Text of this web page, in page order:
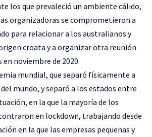
los que prevaleció un ambiente cálido,
organizadoras se comprometieron a
para relacionar a los australianos y
croata y a organizar otra reunión
noviembre de 2020.
mundial, que separó físicamente a
mundo, y separó a los estados entre
en la que la mayoría de los
en lockdown, trabajando desde
en la que las empresas pequenas y